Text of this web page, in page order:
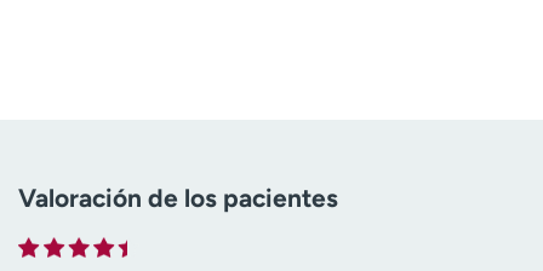
Valoración de los pacientes